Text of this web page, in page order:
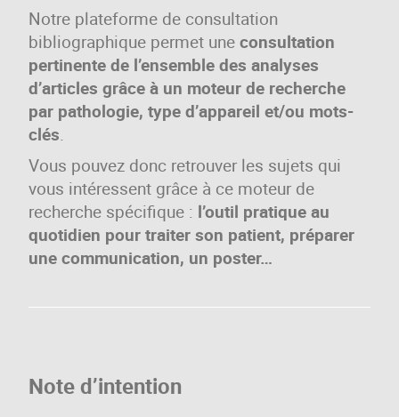
Notre plateforme de consultation
bibliographique permet uneconsultation
pertinente de l’ensemble des analyses
d’articles grâce à un moteur de recherche
par pathologie, type d’appareil et/ou mots-
clés.
Vous pouvez donc retrouver les sujets qui
vous intéressent grâce à ce moteur de
recherche spécifique : l’outil pratique au
quotidien pour traiter son patient, préparer
une communication, un poster…
Note d’intention